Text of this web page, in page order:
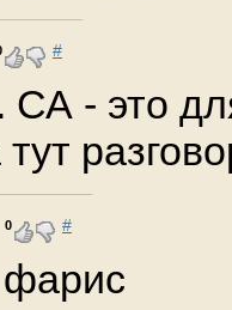
#
СА - это
0 #
фарис